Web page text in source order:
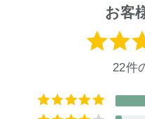
酸塩）、pH調整剤、安定
ニュージーランド
店舗でお問い合わせの際に
9420015000542
お客